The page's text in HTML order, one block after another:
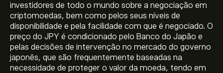
investidores de todo o mundo sobre a negociação em
criptomoedas, bem como pelos seus níveis de
disponibilidade e pela facilidade com que é negociado. O
preço do JPY é condicionado pelo Banco do Japão e
pelas decisões de intervenção no mercado do governo
japonês, que são frequentemente baseadas na
necessidade de proteger o valor da moeda, tendo em